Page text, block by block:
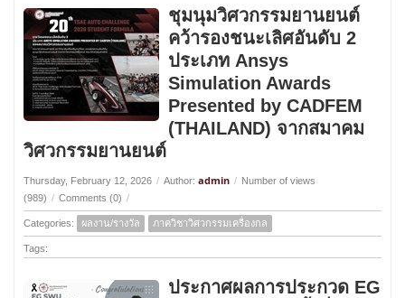
ชุมนุมวิศวกรรมยานยนต์
คว้ารองชนะเลิศอันดับ 2
ประเภท Ansys
Simulation Awards
Presented by CADFEM
(THAILAND) จากสมาคม
วิศวกรรมยานยนต์
Thursday, February 12, 2026 / Author: admin / Number of views
(989) / Comments (0) /
Categories: ผลงาน/รางวัล ภาควิชาวิศวกรรมเครื่องกล
Tags:
ประกาศผลการประกวด EG